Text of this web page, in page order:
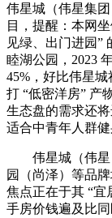
伟星城（伟星集
目，提醒：本网
见绿、出门进园
睦湖公园，2023
45%，好比伟星
打 “低密洋房” 产
生态盘的需求还
适合中青年人群健
伟星城（伟星
园（尚泽）等品
焦点正在于其 “宜
手房价钱遍及比